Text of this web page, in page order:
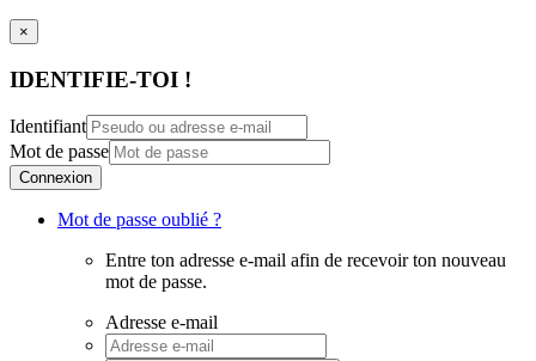
×
IDENTIFIE-TOI !
Identifiant
Mot de passe
Connexion
Mot de passe oublié ?
Entre ton adresse e-mail afin de recevoir ton nouveau
mot de passe.
Adresse e-mail